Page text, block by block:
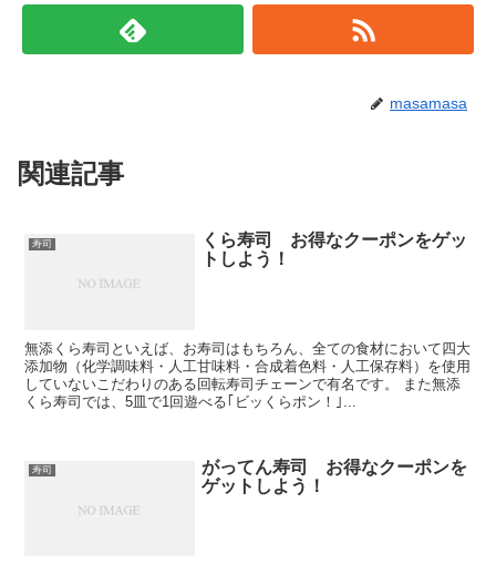
masamasa
関連記事
寿司
くら寿司 お得なクーポンをゲッ
トしよう！
無添くら寿司といえば、お寿司はもちろん、全ての食材において四大
添加物（化学調味料・人工甘味料・合成着色料・人工保存料）を使用
していないこだわりのある回転寿司チェーンで有名です。 また無添
くら寿司では、5皿で1回遊べる｢ビッくらポン！｣...
寿司
がってん寿司 お得なクーポンを
ゲットしよう！